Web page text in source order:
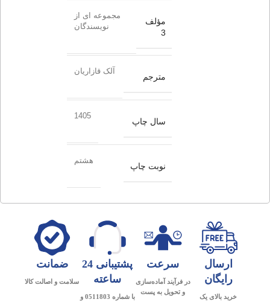
مؤلف
3
مجموعه ای از
نویسندگان
مترجم
آلک قازاریان
سال چاپ
1405
نوبت چاپ
هشتم
ارسال
رایگان
خرید بالای یک
سرعت
در فرآیند آماده‌سازی
و تحویل به پست
پشتیبانی 24
ساعته
با شماره 0511803 و
ضمانت
سلامت و اصالت کالا